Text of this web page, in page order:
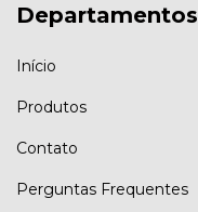
Departamentos
Início
Produtos
Contato
Perguntas Frequentes